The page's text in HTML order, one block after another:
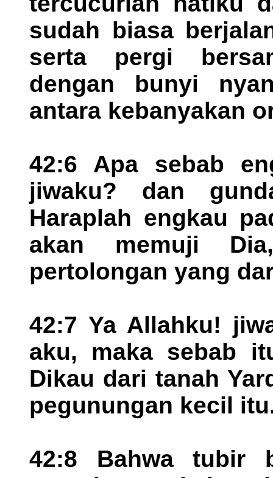
sudah biasa
serta pergi
dengan bunyi
antara kebanyakan
42:6 Apa sebab
jiwaku? dan
Haraplah engkau
akan memuji
pertolongan yang
42:7 Ya Allahku!
aku, maka sebab
Dikau dari tanah
pegunungan kecil
42:8 Bahwa tubir